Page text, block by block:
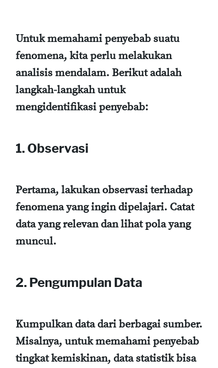
Untuk memahami penyebab suatu
fenomena, kita perlu melakukan
analisis mendalam. Berikut adalah
langkah-langkah untuk
mengidentifikasi penyebab:
1. Observasi
Pertama, lakukan observasi terhadap
fenomena yang ingin dipelajari. Catat
data yang relevan dan lihat pola yang
muncul.
2. Pengumpulan Data
Kumpulkan data dari berbagai sumber.
Misalnya, untuk memahami penyebab
tingkat kemiskinan, data statistik bisa